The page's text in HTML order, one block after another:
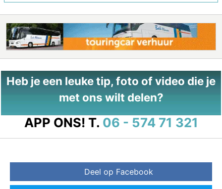
Heb je een leuke tip, foto of video die je
met ons wilt delen?
APP ONS! T. 06 - 574 71 321
Deel op Facebook